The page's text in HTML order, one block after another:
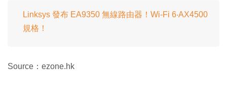
Linksys 發布 EA9350 無線路由器！Wi-Fi 6‧AX4500
規格！
Source：ezone.hk